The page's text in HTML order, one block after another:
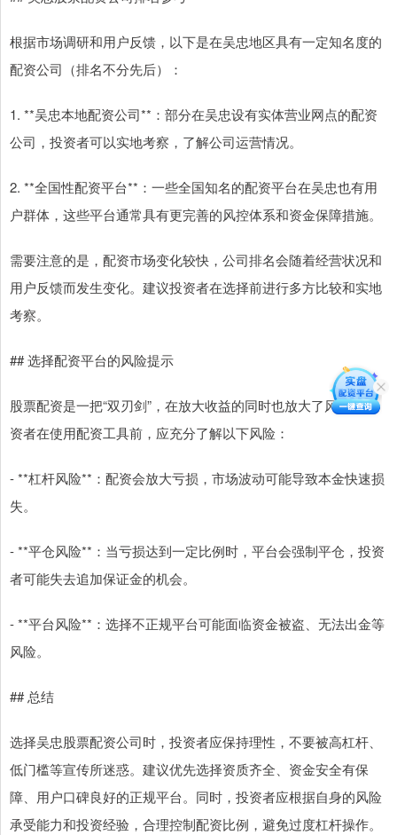
根据市场调研和用户反馈，以下是在吴忠地区具有一定知名度的
配资公司（排名不分先后）：
1. **吴忠本地配资公司**：部分在吴忠设有实体营业网点的配资
公司，投资者可以实地考察，了解公司运营情况。
2. **全国性配资平台**：一些全国知名的配资平台在吴忠也有用
户群体，这些平台通常具有更完善的风控体系和资金保障措施。
需要注意的是，配资市场变化较快，公司排名会随着经营状况和
用户反馈而发生变化。建议投资者在选择前进行多方比较和实地
考察。
## 选择配资平台的风险提示
股票配资是一把“双刃剑”，在放大收益的同时也放大了风险。投
资者在使用配资工具前，应充分了解以下风险：
- **杠杆风险**：配资会放大亏损，市场波动可能导致本金快速损
失。
- **平仓风险**：当亏损达到一定比例时，平台会强制平仓，投资
者可能失去追加保证金的机会。
- **平台风险**：选择不正规平台可能面临资金被盗、无法出金等
风险。
## 总结
选择吴忠股票配资公司时，投资者应保持理性，不要被高杠杆、
低门槛等宣传所迷惑。建议优先选择资质齐全、资金安全有保
障、用户口碑良好的正规平台。同时，投资者应根据自身的风险
承受能力和投资经验，合理控制配资比例，避免过度杠杆操作。